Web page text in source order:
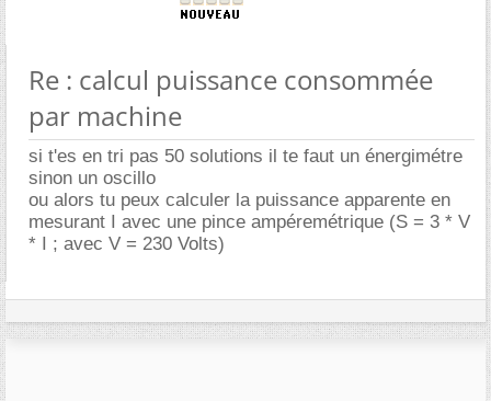
Re : calcul puissance consommée
par machine
si t'es en tri pas 50 solutions il te faut un énergimétre
sinon un oscillo
ou alors tu peux calculer la puissance apparente en
mesurant I avec une pince ampéremétrique (S = 3 * V
* I ; avec V = 230 Volts)